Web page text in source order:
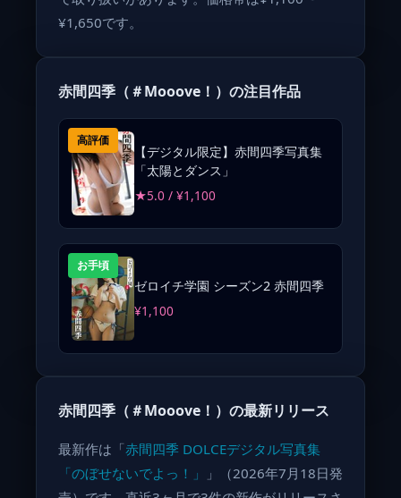
¥1,650です。
赤間四季（＃Mooove！）の注目作品
高評価
【デジタル限定】赤間四季写真集
「太陽とダンス」
★5.0 / ¥1,100
お手頃
ゼロイチ学園 シーズン2 赤間四季
¥1,100
赤間四季（＃Mooove！）の最新リリース
最新作は「赤間四季 DOLCEデジタル写真集
「のぼせないでよっ！」
」（2026年7月18日発